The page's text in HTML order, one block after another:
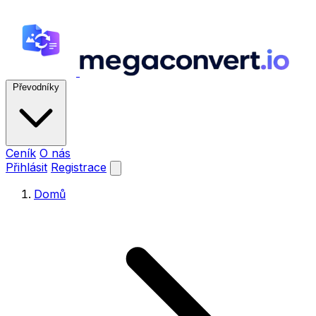
Převodníky
Ceník O nás
Přihlásit Registrace
Domů